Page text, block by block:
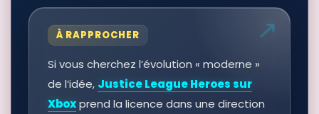
À RAPPROCHER
Si vous cherchez l’évolution « moderne »
de l’idée, Justice League Heroes sur
Xboxprend la licence dans une direction